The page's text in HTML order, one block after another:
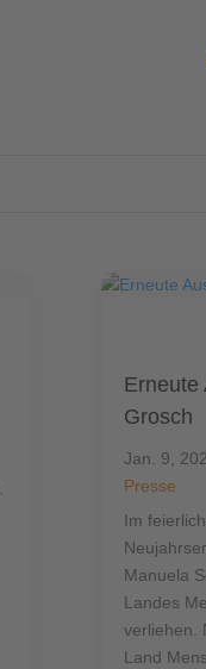
Erneute
Grosch
Jan. 9,
Presse
Im
Manuela
Landes
verliehen.
Land